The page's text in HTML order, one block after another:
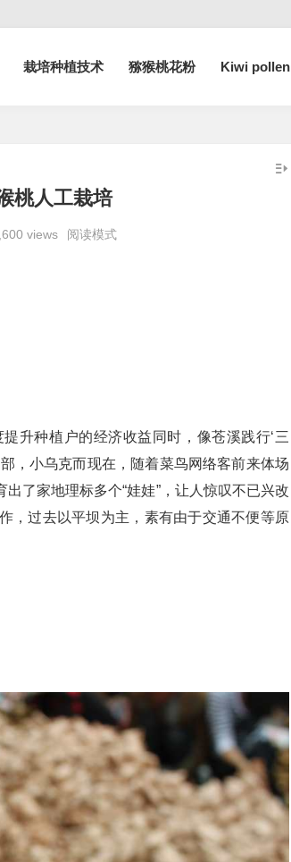
栽培种植技术 猕猴桃花粉 Kiwi pollen
桃人工栽培
views 阅读模式
升种植户的经济收益同时，像苍溪践行‘三
，小乌克而现在，随着菜鸟网络客前来体场
了家地理标多个“娃娃”，让人惊叹不已兴改
，过去以平坝为主，素有由于交通不便等原